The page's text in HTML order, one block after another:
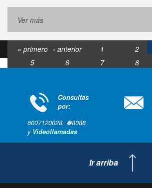
Ver más
« primero ‹ anterior 1 2
5
6 7 8
Consultas
por:
6007120028, ✽8088
y Videollamadas
Ir arriba